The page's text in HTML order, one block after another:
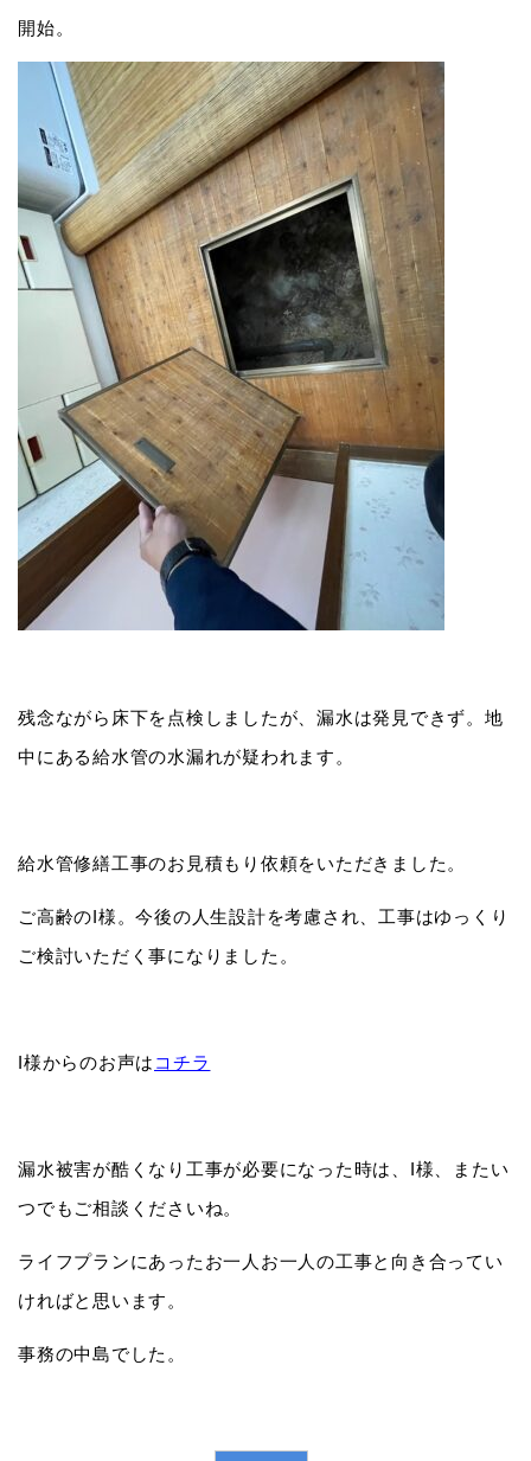
開始。
残念ながら床下を点検しましたが、漏水は発見できず。地
中にある給水管の水漏れが疑われます。
給水管修繕工事のお見積もり依頼をいただきました。
ご高齢のI様。今後の人生設計を考慮され、工事はゆっくり
ご検討いただく事になりました。
I様からのお声は コチラ
漏水被害が酷くなり工事が必要になった時は、I様、またい
つでもご相談くださいね。
ライフプランにあったお一人お一人の工事と向き合ってい
ければと思います。
事務の中島でした。